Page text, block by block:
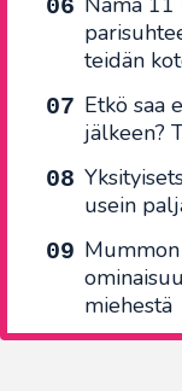
teidän
Etkö saa
jälkeen?
usein
miehestä